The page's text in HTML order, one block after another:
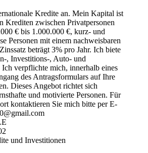
Kredite an. Mein Kapital ist
Krediten zwischen Privatpersonen
€ bis 1.000.000 €, kurz- und
Personen mit einem nachweisbaren
beträgt 3% pro Jahr. Ich biete
, Investitions-, Auto- und
verpflichte mich, innerhalb eines
des Antragsformulars auf Ihre
Dieses Angebot richtet sich
und motivierte Personen. Für
kontaktieren Sie mich bitte per E-
und Investitionen